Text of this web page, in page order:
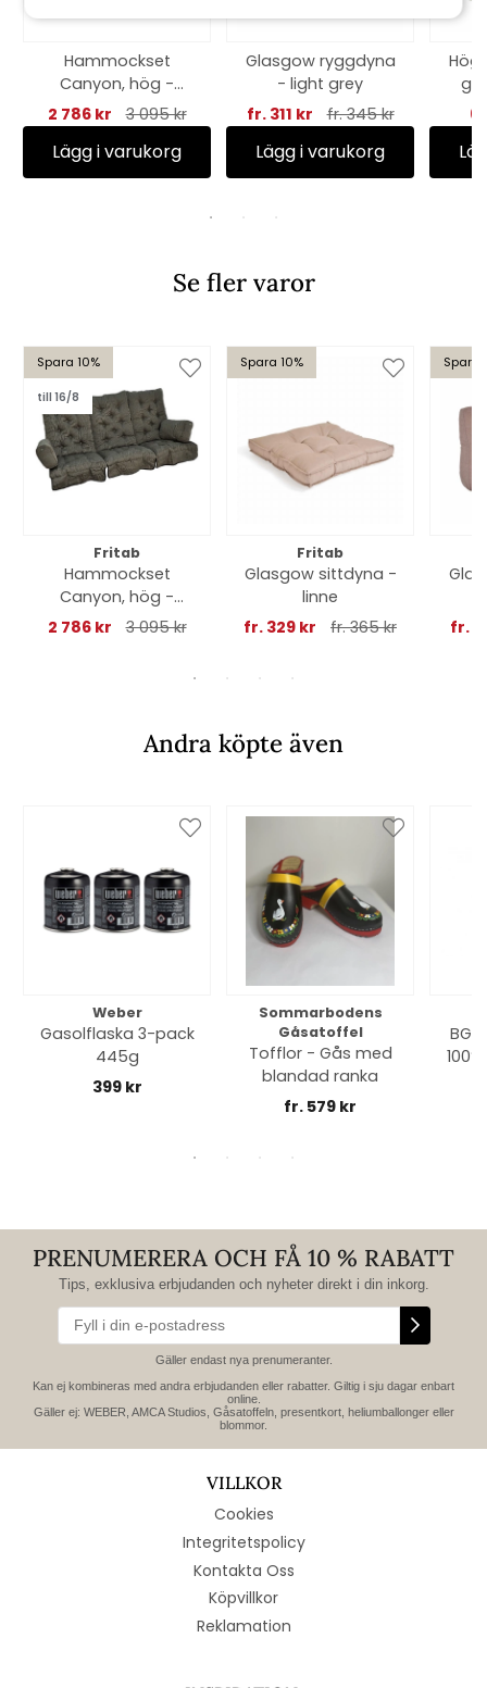
Hammockset
Canyon, hög -
antracitgrå struktur
2 786 kr 3 095 kr
Lägg i varukorg
Glasgow ryggdyna
- light grey
fr. 311 kr
fr. 345 kr
Lägg i varukorg
Se fler varor
Spara 10%
till 16/8
Fritab
Hammockset
Canyon, hög -
taupe struktur
2 786 kr 3 095 kr
Spara 10%
Fritab
Glasgow sittdyna -
linne
fr. 329 kr
fr. 365 kr
Spara
fr.
Andra köpte även
Weber
Gasolflaska 3-pack
445g
399 kr
Sommarbodens
Gåsatoffel
Tofflor - Gås med
blandad ranka
fr. 579 kr
PRENUMERERA OCH FÅ 10 % RABATT
Tips, exklusiva erbjudanden och nyheter direkt i din inkorg.
Gäller endast nya prenumeranter.
Kan ej kombineras med andra erbjudanden eller rabatter. Giltig i sju dagar enbart
online.
Gäller ej: WEBER, AMCA Studios, Gåsatoffeln, presentkort, heliumballonger eller
blommor.
VILLKOR
Cookies
Integritetspolicy
Kontakta Oss
Köpvillkor
Reklamation